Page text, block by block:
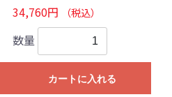
34,760円 （税込）
数量
カートに入れる